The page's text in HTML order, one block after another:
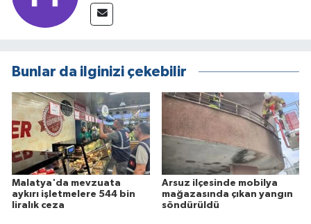
Bunlar da ilginizi çekebilir
Malatya'da mevzuata
aykırı işletmelere 544 bin
liralık ceza
Arsuz ilçesinde mobilya
mağazasında çıkan yangın
söndürüldü